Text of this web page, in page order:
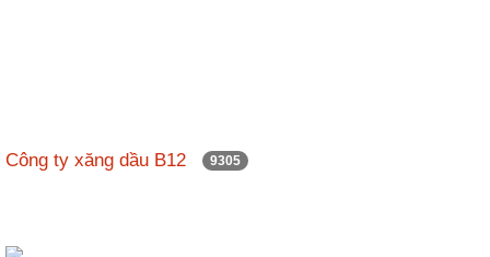
Công ty xăng dầu B12 9305